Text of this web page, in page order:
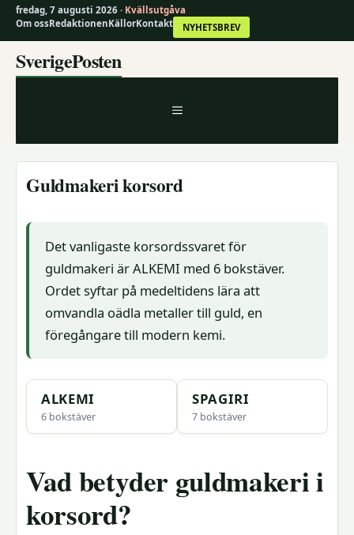
fredag, 7 augusti 2026 · Kvällsutgåva
Om ossRedaktionenKällorKontakt NYHETSBREV
SverigePosten
MENY
Guldmakeri korsord
Det vanligaste korsordssvaret för
guldmakeri är ALKEMI med 6 bokstäver.
Ordet syftar på medeltidens lära att
omvandla oädla metaller till guld, en
föregångare till modern kemi.
ALKEMI
6 bokstäver
SPAGIRI
7 bokstäver
Vad betyder guldmakeri i
korsord?